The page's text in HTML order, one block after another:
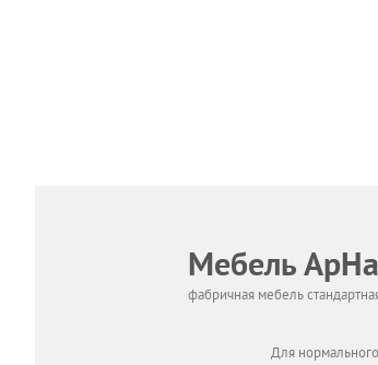
Мебель АрНа
фабричная мебель
Для